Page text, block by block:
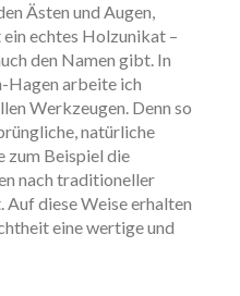
Ästen und Augen,
echtes Holzunikat –
den Namen gibt. In
Hagen arbeite ich
Werkzeugen. Denn so
natürliche
zum Beispiel die
nach traditioneller
diese Weise erhalten
eine wertige und